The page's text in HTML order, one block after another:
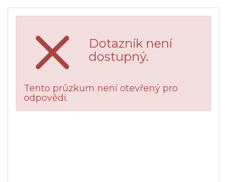
Dotazník není
dostupný.
Tento průzkum není otevřený pro
odpovědi.